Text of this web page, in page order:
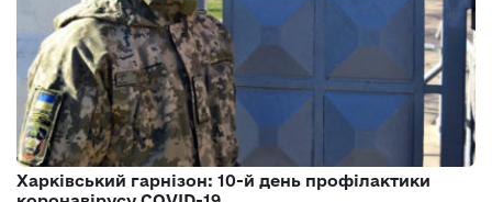
Харківський гарнізон: 10-й день профілактики